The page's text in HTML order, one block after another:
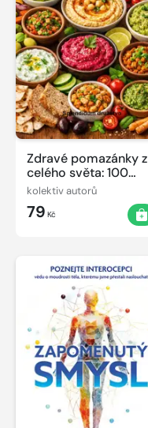
Zdravé pomazánky z
celého světa: 100
receptů
kolektiv autorů
79 Kč